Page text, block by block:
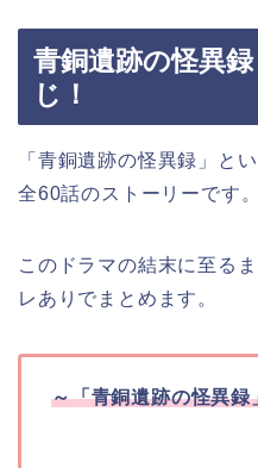
青銅遺跡の怪異
じ！
「青銅遺跡の怪異録」と
全60話のストーリーです。
このドラマの結末に至る
レありでまとめます。
～「青銅遺跡の怪異